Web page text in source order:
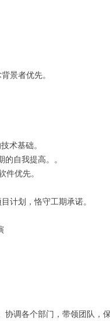
景者优先。
术基础。
自我提高。。
件优先。
计划，恪守工期承诺。
调各个部门，带领团队，